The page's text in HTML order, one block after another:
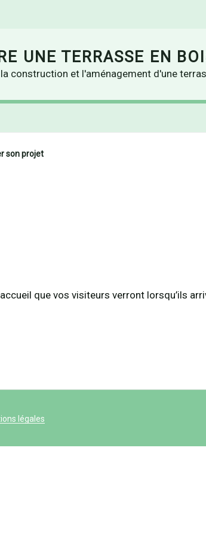
UNE TERRASSE EN
construction et l'aménagement d'une
son projet
que vos visiteurs verront lorsqu’ils
légales